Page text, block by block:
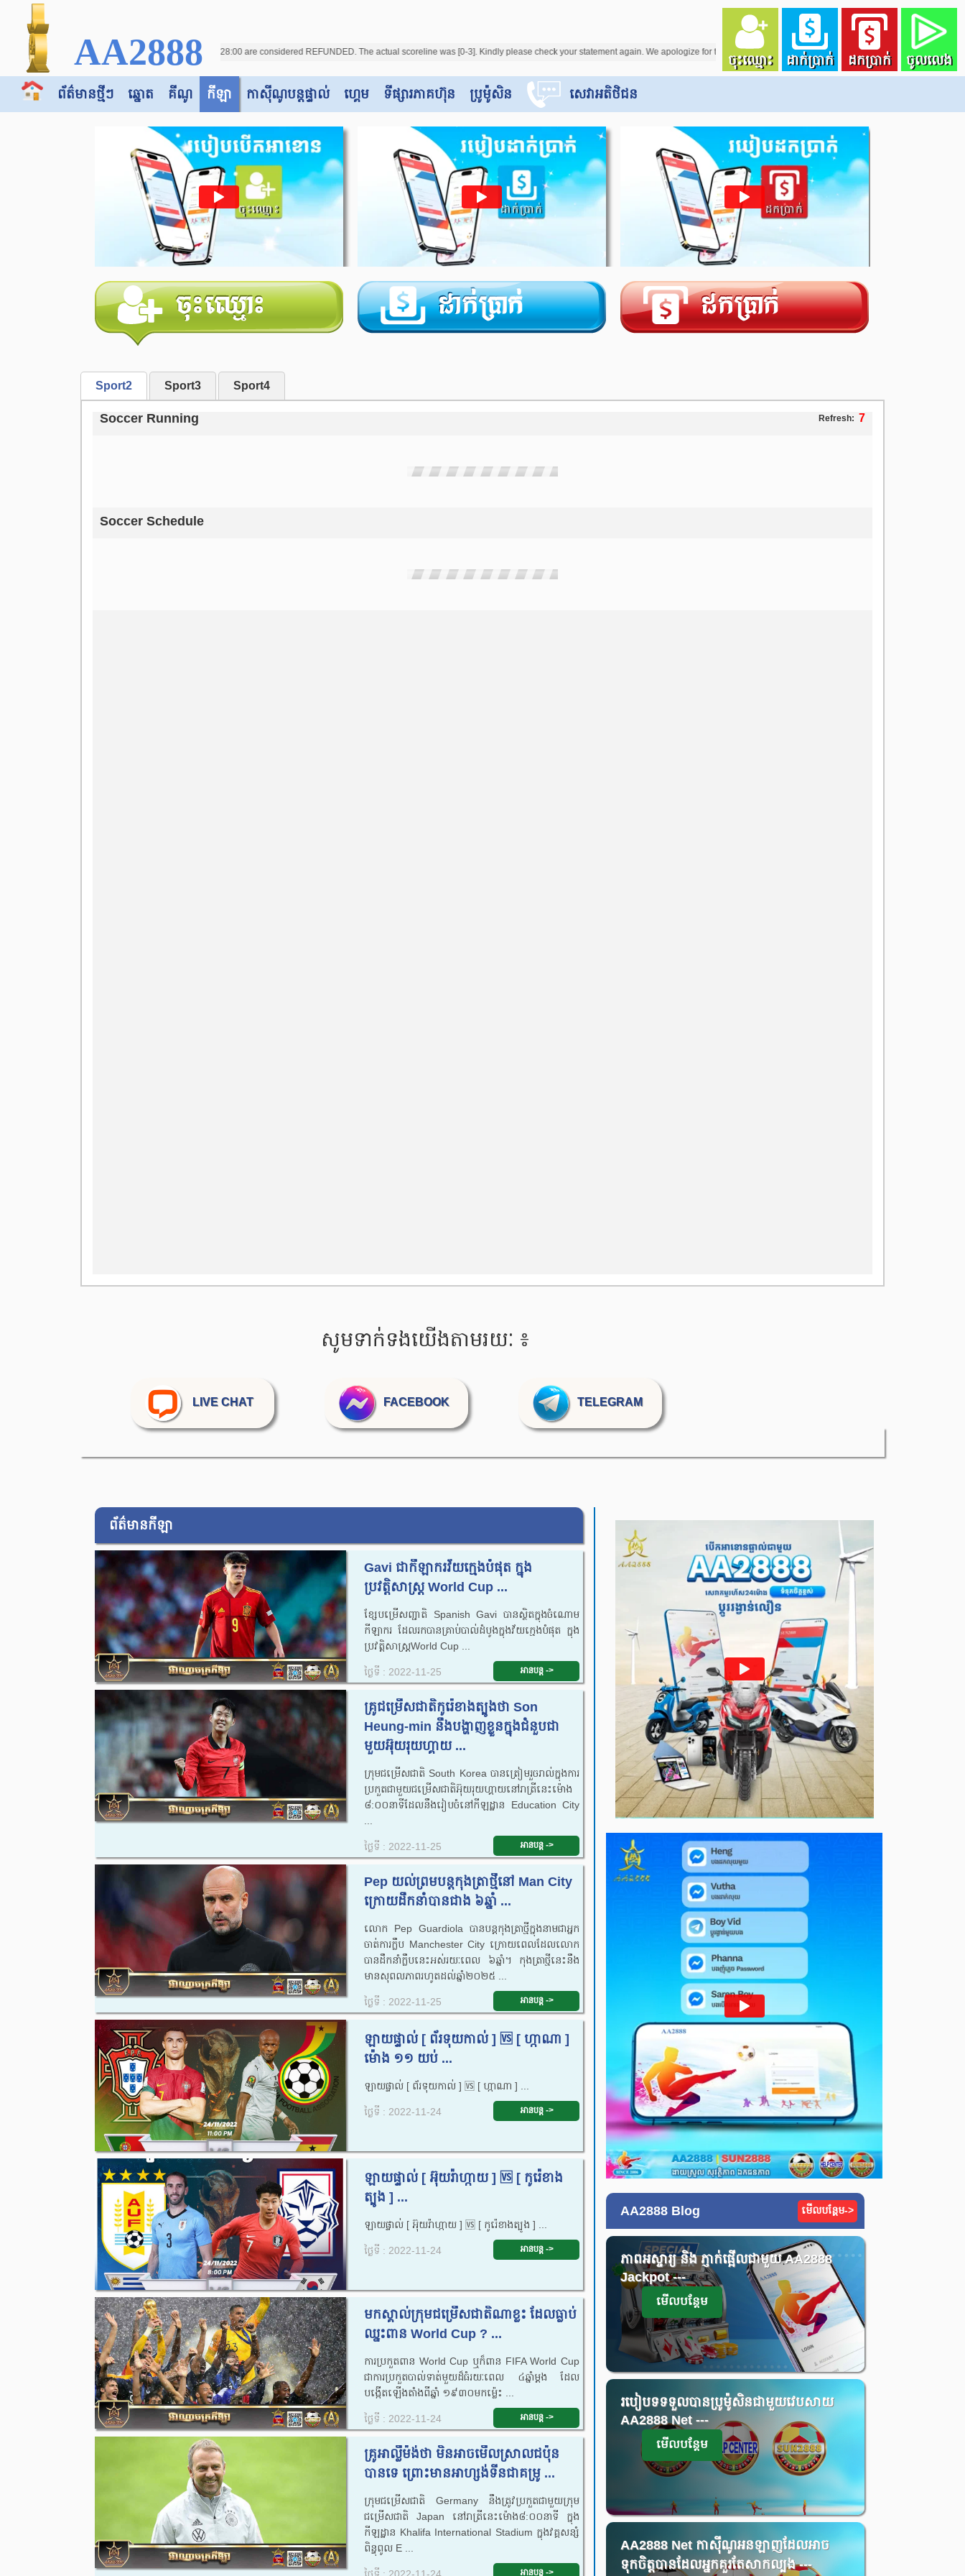
AA2888
on score [0-4] from 03:26:00 03:28:00 are considered REFUNDED. The actual scoreline was [0-3]. Kindly please check your statement again. We apologize for the inconveniences caused! 2025-12-31 00:08:00 Sports3, Sports34 -
ចុះឈ្មោះ ដាក់ប្រាក់ ដកប្រាក់ ចូលលេង
ព័ត៌មានថ្មីៗ ឆ្នោត គីណូ កីឡា កាស៊ី​​ណូបន្តផ្ទាល់ ហ្គេម ទីផ្សារភាគហ៊ុន ប្រូម៉ូសិន សេវាអតិថិជន
Sport2 Sport3 Sport4
សូមទាក់ទងយើងតាមរយៈ​ ៖
LIVE CHAT FACEBOOK TELEGRAM
ព័ត៌មានកីឡា
Gavi ជាកីឡាករវ័យក្មេងបំផុត ក្នុង
ប្រវត្តិសាស្ត្រ​ World Cup ...
ខ្សែ​បម្រើ​សញ្ជាតិ​ Spanish​ Gavi បាន​ស្ថិត​ក្នុង​ចំណោម​
កីឡាករ​ ដែល​រក​បាន​គ្រាប់​បាល់​ដំបូង​ក្នុង​វ័យ​ក្មេង​បំផុត​ ក្នុង​
ប្រវត្តិសាស្ត្រ​World Cup ...
ថ្ងៃទី : 2022-11-25 អានបន្ត ->
គ្រូ​​ជម្រើសជាតិកូរ៉េខាងត្បូង​ថា Son
Heung-min ​នឹង​បង្ហាញខ្លួនក្នុងជំនួបជា
មួយអ៊ុយរុយហ្គាយ​ ...
ក្រុម​ជម្រើស​ជាតិ ​​​South Korea​ បាន​ត្រៀម​រួចរាល់​ក្នុង​ការ​
ប្រកួត​ជាមួយ​ជម្រើសជាតិ​​អ៊ុយរុយហ្គាយ​​នៅ​រាត្រី​នេះ​ម៉ោង​​
៨:០០​នាទីដែល​នឹង​រៀបចំ​នៅ​កីឡដ្ឋាន Education City
ថ្ងៃទី : 2022-11-25 អានបន្ត ->
Pep យល់ព្រមបន្ត​កុងត្រា​ថ្មី​នៅ Man City
ក្រោយ​ដឹកនាំ​បាន​ជាង ៦ឆ្នាំ​ ...
លោក Pep Guardiola បាន​បន្ត​កុងត្រា​ថ្មី​ក្នុង​នាម​ជា​អ្នក​
ចាត់ការ​ក្លឹប Manchester City ក្រោយ​ពេល​ដែល​លោក​
បាន​ដឹកនាំ​ក្លឹប​នេះ​អស់​រយៈពេល ៦ឆ្នាំ។ កុងត្រា​ថ្មី​នេះ​នឹង​
មាន​សុពលភាព​រហូត​ដល់​ឆ្នាំ២០២៥ ...
ថ្ងៃទី : 2022-11-25 អានបន្ត ->
ឡាយផ្ទាល់​ [ ព័រទុយកាល់ ] 🆚 [ ហ្កាណា ]
ម៉ោង ១១ យប់ ...
ឡាយផ្ទាល់​ [ ព័រទុយកាល់ ] 🆚 [ ហ្កាណា ] ...
ថ្ងៃទី : 2022-11-24 អានបន្ត ->
ឡាយផ្ទាល់​ [ អ៊ុយរ៉ាហ្កាយ ] 🆚 [ កូរ៉េខាង
ត្បូង ] ...
ឡាយផ្ទាល់​ [ អ៊ុយរ៉ាហ្កាយ ] 🆚 [ កូរ៉េខាងត្បូង ] ...
ថ្ងៃទី : 2022-11-24 អានបន្ត ->
មកស្គាល់ក្រុម​ជម្រើសជាតិ​ណា​ខ្លះ​ ដែល​ធ្លាប់​
ឈ្នះ​ពាន​ World Cup ? ...
ការ​ប្រកួត​ពាន​ World Cup ឬក៏​ពាន​ FIFA World Cup
ជា​ការ​ប្រកួត​បាល់​ទាត់​មួយ​ដ៏​ធំ​រយៈ​ពេល​ ៤ឆ្នាំ​ម្ដង​ ដែល​
បង្កើត​ឡើង​តាំង​ពី​ឆ្នាំ ១៩៣០​មក​ម្ល៉េះ​ ...
ថ្ងៃទី : 2022-11-24 អានបន្ត ->
គ្រូ​អាល្លឺម៉ង់​ថា មិន​​អាច​មើល​ស្រាល​ជប៉ុន​
បាន​ទេ ព្រោះមានអាហ្សង់ទីន​ជាគម្រូ ...
ក្រុម​ជម្រើសជាតិ ​Germany នឹង​ត្រូវ​ប្រកួត​ជាមួយ​ក្រុម​
ជម្រើសជាតិ​​ Japan​ នៅ​រាត្រី​នេះ​ម៉ោង​៨:០០​នាទី ក្នុង​
កីឡដ្ឋាន Khalifa International Stadium ក្នុង​វគ្គ​សន្សំ​
ពិន្ទុ​ពូល E ...
អានបន្ត ->
AA2888 Blog មើលបន្តែម->
ភាពអស្ចារ្យ​ និង ភ្ញាក់ផ្អើលជាមួយ AA2888
Jackpot ---
មើលបន្តែម
របៀបទទទួលបានប្រូម៉ូសិនជាមួយវេបសាយ
AA2888 Net​​ ---
មើលបន្តែម
AA2888 Net​ កាស៊ីណូអនឡាញដែលអាច
ទុកចិត្តបានដែលអ្នកគួរតែសាកល្បង​ ---